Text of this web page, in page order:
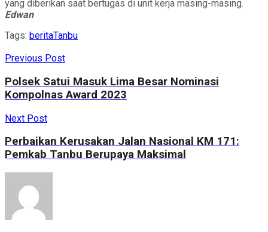
yang diberikan saat bertugas di unit kerja masing-masing.
Edwan
Tags: beritaTanbu
Previous Post
Polsek Satui Masuk Lima Besar Nominasi
Kompolnas Award 2023
Next Post
Perbaikan Kerusakan Jalan Nasional KM 171:
Pemkab Tanbu Berupaya Maksimal